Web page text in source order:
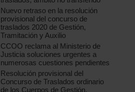
Nuevo retraso en la resolución
provisional del concurso de
traslados 2020 de Gestión,
Tramitación y Auxilio
CCOO reclama al Ministerio de
Justicia soluciones urgentes a
numerosas cuestiones pendientes
Resolución provisional del
Concurso de Traslados ordinario
de los Cuerpos de Gestión,